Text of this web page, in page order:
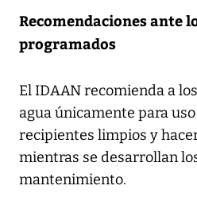
Recomendaciones ante
programados
El IDAAN recomienda a
agua únicamente para
recipientes limpios y
mientras se desarrollan
mantenimiento.